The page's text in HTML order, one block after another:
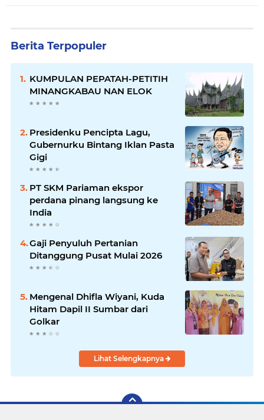
Berita Terpopuler
KUMPULAN PEPATAH-PETITIH
MINANGKABAU NAN ELOK
Presidenku Pencipta Lagu,
Gubernurku Bintang Iklan Pasta
Gigi
PT SKM Pariaman ekspor
perdana pinang langsung ke
India
Gaji Penyuluh Pertanian
Ditanggung Pusat Mulai 2026
Mengenal Dhifla Wiyani, Kuda
Hitam Dapil II Sumbar dari
Golkar
Lihat Selengkapnya